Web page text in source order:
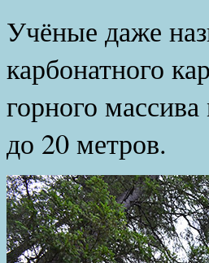
Учёные даже
карбонатного
горного
до 20 метров.